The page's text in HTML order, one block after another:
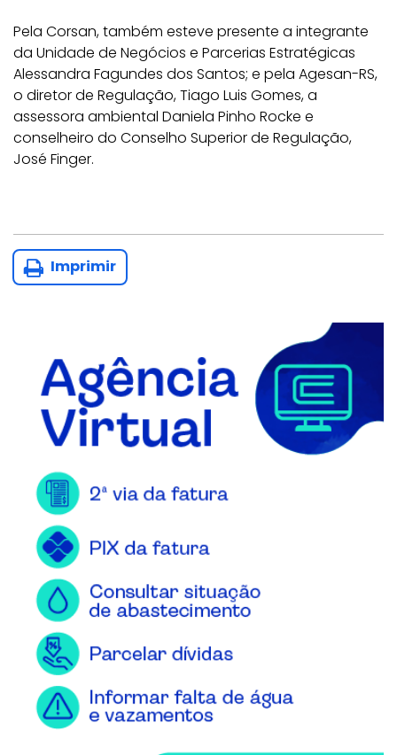
Pela Corsan, também esteve presente a integrante
da Unidade de Negócios e Parcerias Estratégicas
Alessandra Fagundes dos Santos; e pela Agesan-RS,
o diretor de Regulação, Tiago Luis Gomes, a
assessora ambiental Daniela Pinho Rocke e
conselheiro do Conselho Superior de Regulação,
José Finger.
Imprimir